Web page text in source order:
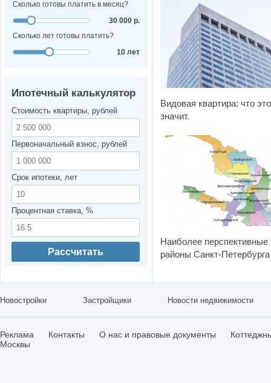
Видовая квартира: что это
значит.
Наиболее перспективные
районы Санкт-Петербурга
Сколько готовы платить в месяц?
30 000 р.
Сколько лет готовы платить?
10 лет
Ипотечный калькулятор
Стоимость квартиры, рублей
Первоначальный взнос, рублей
Срок ипотеки, лет
Процентная ставка, %
Рассчитать
Новостройки Застройщики Новости недвижимости
Реклама Контакты О нас и правовые документы
Москвы